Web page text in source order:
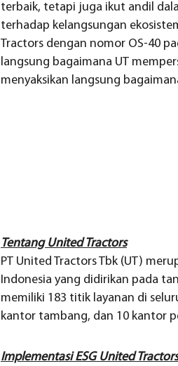
terbaik, tetapi juga ikut andil
terhadap kelangsungan
Tractors dengan nomor OS-40
langsung bagaimana UT
menyaksikan langsung
Tentang United Tractors
PT United Tractors Tbk (UT)
Indonesia yang didirikan pada
memiliki 183 titik layanan di
kantor tambang, dan 10 kantor
Implementasi ESG United Tractors